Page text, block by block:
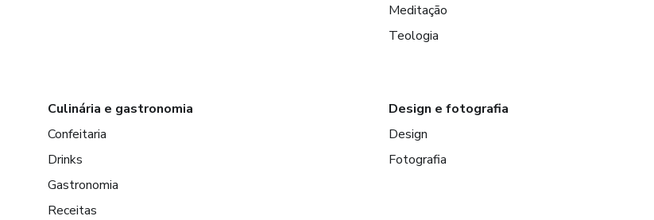
Meditação
Teologia
Culinária e gastronomia
Confeitaria
Drinks
Gastronomia
Receitas
Design e fotografia
Design
Fotografia